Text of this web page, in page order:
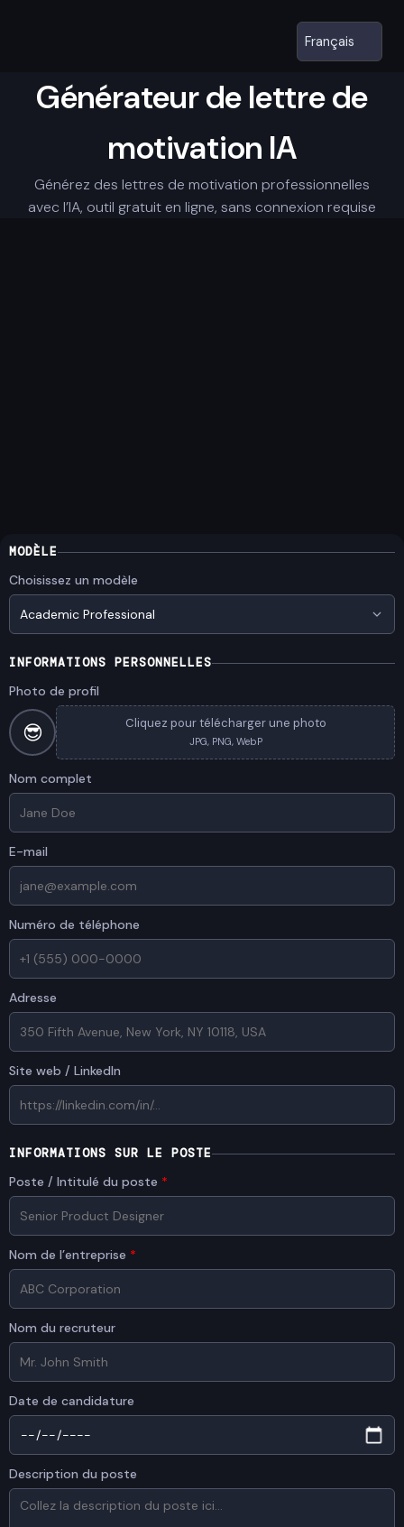
Générateur de lettre de
motivation IA
Générez des lettres de motivation professionnelles
avec l’IA, outil gratuit en ligne, sans connexion requise
MODÈLE
Choisissez un modèle
Academic Professional
INFORMATIONS PERSONNELLES
Photo de profil
😎 Cliquez pour télécharger une photo
JPG, PNG, WebP
Nom complet
E-mail
Numéro de téléphone
Adresse
Site web / LinkedIn
INFORMATIONS SUR LE POSTE
Poste / Intitulé du poste *
Nom de l’entreprise *
Nom du recruteur
Date de candidature
Description du poste